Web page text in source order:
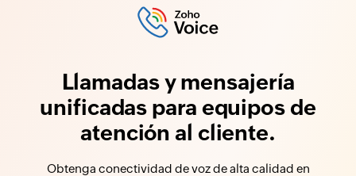
Llamadas y mensajería
unificadas para equipos de
atención al cliente.
Obtenga conectividad de voz de alta calidad en